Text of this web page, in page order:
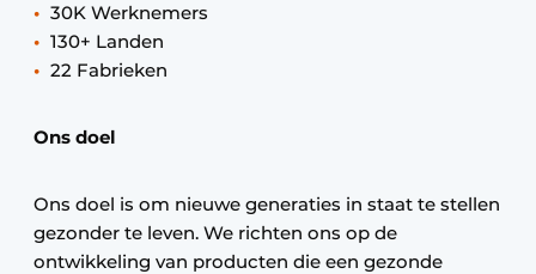
30K Werknemers
130+ Landen
22 Fabrieken
Ons doel
Ons doel is om nieuwe generaties in staat te stellen
gezonder te leven. We richten ons op de
ontwikkeling van producten die een gezonde